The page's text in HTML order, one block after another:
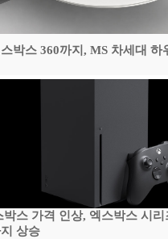
박스 360까지, MS 차세대 하
스 가격 인상, 엑스박스 시리
상승